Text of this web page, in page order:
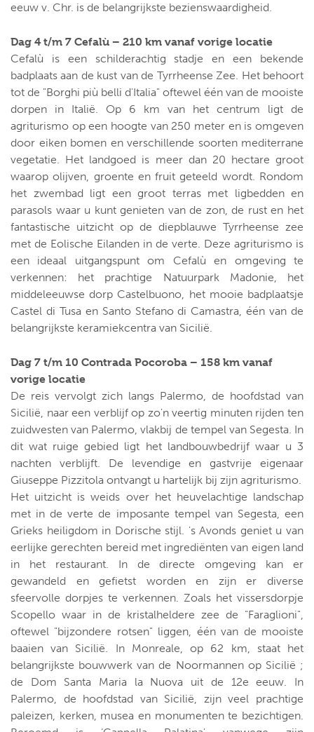
eeuw v. Chr. is de belangrijkste bezienswaardigheid.
Dag 4 t/m 7 Cefalù – 210 km vanaf vorige locatie
Cefalù is een schilderachtig stadje en een bekende
badplaats aan de kust van de Tyrrheense Zee. Het behoort
tot de "Borghi più belli d'Italia" oftewel één van de mooiste
dorpen in Italië. Op 6 km van het centrum ligt de
agriturismo op een hoogte van 250 meter en is omgeven
door eiken bomen en verschillende soorten mediterrane
vegetatie. Het landgoed is meer dan 20 hectare groot
waarop olijven, groente en fruit geteeld wordt. Rondom
het zwembad ligt een groot terras met ligbedden en
parasols waar u kunt genieten van de zon, de rust en het
fantastische uitzicht op de diepblauwe Tyrrheense zee
met de Eolische Eilanden in de verte. Deze agriturismo is
een ideaal uitgangspunt om Cefalù en omgeving te
verkennen: het prachtige Natuurpark Madonie, het
middeleeuwse dorp Castelbuono, het mooie badplaatsje
Castel di Tusa en Santo Stefano di Camastra, één van de
belangrijkste keramiekcentra van Sicilië.
Dag 7 t/m 10 Contrada Pocoroba – 158 km vanaf
vorige locatie
De reis vervolgt zich langs Palermo, de hoofdstad van
Sicilië, naar een verblijf op zo'n veertig minuten rijden ten
zuidwesten van Palermo, vlakbij de tempel van Segesta. In
dit wat ruige gebied ligt het landbouwbedrijf waar u 3
nachten verblijft. De levendige en gastvrije eigenaar
Giuseppe Pizzitola ontvangt u hartelijk bij zijn agriturismo.
Het uitzicht is weids over het heuvelachtige landschap
met in de verte de imposante tempel van Segesta, een
Grieks heiligdom in Dorische stijl. 's Avonds geniet u van
eerlijke gerechten bereid met ingrediënten van eigen land
in het restaurant. In de directe omgeving kan er
gewandeld en gefietst worden en zijn er diverse
sfeervolle dorpjes te verkennen. Zoals het vissersdorpje
Scopello waar in de kristalheldere zee de "Faraglioni",
oftewel "bijzondere rotsen" liggen, één van de mooiste
baaien van Sicilië. In Monreale, op 62 km, staat het
belangrijkste bouwwerk van de Noormannen op Sicilië ;
de Dom Santa Maria la Nuova uit de 12e eeuw. In
Palermo, de hoofdstad van Sicilië, zijn veel prachtige
paleizen, kerken, musea en monumenten te bezichtigen.